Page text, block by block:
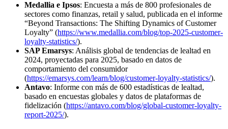
Medallia e Ipsos: Encuesta a más de 800 profesionales de
sectores como finanzas, retail y salud, publicada en el informe
“Beyond Transactions: The Shifting Dynamics of Customer
Loyalty” (https://www.medallia.com/blog/top-2025-customer-
loyalty-statistics/).
SAP Emarsys: Análisis global de tendencias de lealtad en
2024, proyectadas para 2025, basado en datos de
comportamiento del consumidor
(https://emarsys.com/learn/blog/customer-loyalty-statistics/).
Antavo: Informe con más de 600 estadísticas de lealtad,
basado en encuestas globales y datos de plataformas de
fidelización (https://antavo.com/blog/global-customer-loyalty-
report-2025/).